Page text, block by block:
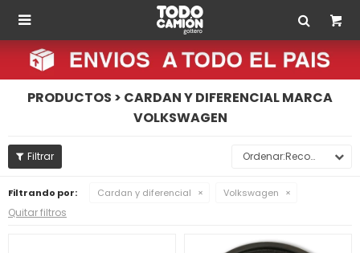

PRODUCTOS > CARDAN Y DIFERENCIAL MARCA
VOLKSWAGEN
Recomendados
Filtrando por: Cardan y diferencial Volkswagen
Quitar filtros